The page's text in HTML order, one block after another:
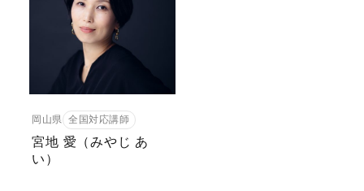
岡山県 全国対応講師
宮地 愛（みやじ あ
い）